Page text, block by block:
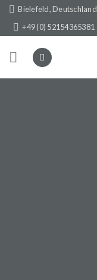
Skip
content
Bielefeld, Deutschland
+49 (0) 52154365381